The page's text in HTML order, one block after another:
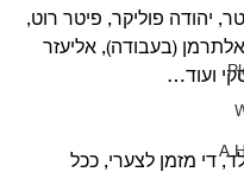
A
יהודה פוליקר, פיטר רוט,
אלתרמן (בעבודה), אליעזר
ועוד…
די מזמן לצערי, ככל